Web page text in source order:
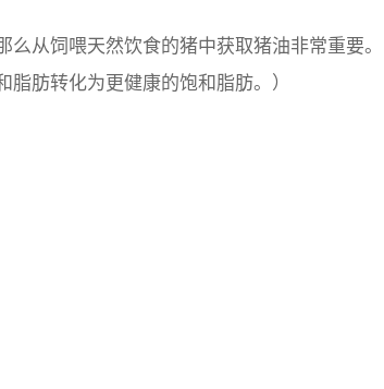
从饲喂天然饮食的猪中获取猪油非常重要。
脂肪转化为更健康的饱和脂肪。）